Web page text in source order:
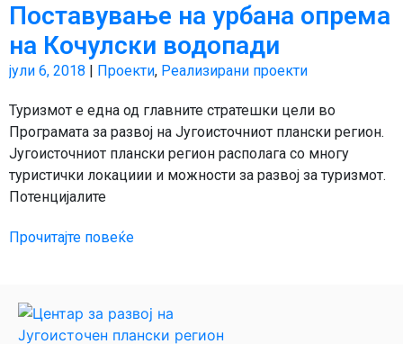
Поставување на урбана опрема
на Кочулски водопади
јули 6, 2018 Проекти, Реализирани проекти
Туризмот е една од главните стратешки цели во
Програмата за развој на Југоисточниот плански регион.
Југоисточниот плански регион располага со многу
туристички локациии и можности за развој за туризмот.
Потенцијалите
Прочитајте повеќе